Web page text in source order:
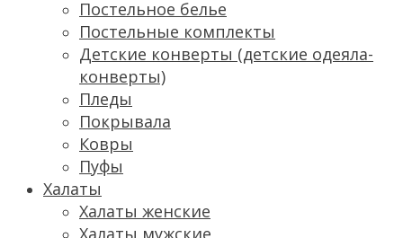
Постельное белье
Постельные комплекты
Детские конверты (детские одеяла-
конверты)
Пледы
Покрывала
Ковры
Пуфы
Халаты
Халаты женские
Халаты мужские